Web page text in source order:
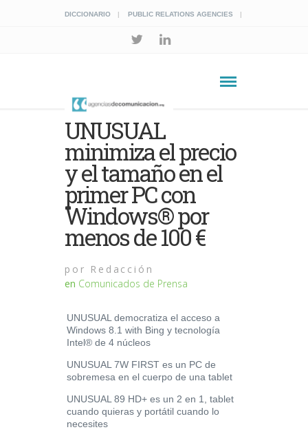
DICCIONARIO PUBLIC RELATIONS AGENCIES
UNUSUAL
minimiza el precio
y el tamaño en el
primer PC con
Windows® por
menos de 100 €
por Redacción
en Comunicados de Prensa
UNUSUAL democratiza el acceso a
Windows 8.1 with Bing y tecnología
Intel® de 4 núcleos
UNUSUAL 7W FIRST es un PC de
sobremesa en el cuerpo de una tablet
UNUSUAL 89 HD+ es un 2 en 1, tablet
cuando quieras y portátil cuando lo
necesites